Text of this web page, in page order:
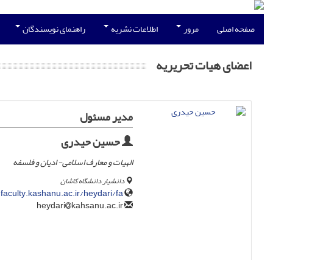
صفحه اصلی مرور اطلاعات نشریه راهنمای نویسندگان
اعضای هیات تحریریه
مدیر مسئول
حسین حیدری
الهیات و معارف اسلامی- ادیان و فلسفه
دانشیار دانشگاه کاشان
faculty.kashanu.ac.ir/heydari/fa
kahsanu.ac.ir